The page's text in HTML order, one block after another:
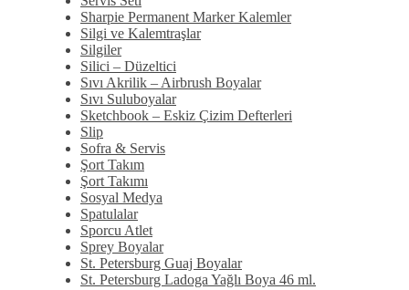
Sharpie Permanent Marker Kalemler
Silgi ve Kalemtraşlar
Silgiler
Silici – Düzeltici
Sıvı Akrilik – Airbrush Boyalar
Sıvı Suluboyalar
Sketchbook – Eskiz Çizim Defterleri
Slip
Sofra & Servis
Şort Takım
Şort Takımı
Sosyal Medya
Spatulalar
Sporcu Atlet
Sprey Boyalar
St. Petersburg Guaj Boyalar
St. Petersburg Ladoga Yağlı Boya 46 ml.